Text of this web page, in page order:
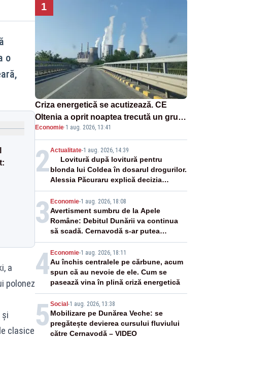
o
a
polonez
și
clasice
1
Criza energetică se acutizează. CE
Oltenia a oprit noaptea trecută un grup
energetic de la Rovinari
Economie·1 aug. 2026, 13:41
2Actualitate-1 aug. 2026, 14:39
Lovitură după lovitură pentru
blonda lui Coldea în dosarul drogurilor.
Alessia Păcuraru explică decizia
magistraților
3 Economie-1 aug. 2026, 18:08
Avertisment sumbru de la Apele
Române: Debitul Dunării va continua
să scadă. Cernavodă s-ar putea
închide în 4 zile
4 Economie-1 aug. 2026, 18:11
Au închis centralele pe cărbune, acum
spun că au nevoie de ele. Cum se
pasează vina în plină criză energetică
5 Social -1 aug. 2026, 13:38
Mobilizare pe Dunărea Veche: se
pregătește devierea cursului fluviului
către Cernavodă – VIDEO